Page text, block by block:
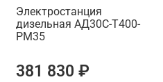
Электростанция
дизельная АД30С-Т400-
РМ35
381 830 ₽